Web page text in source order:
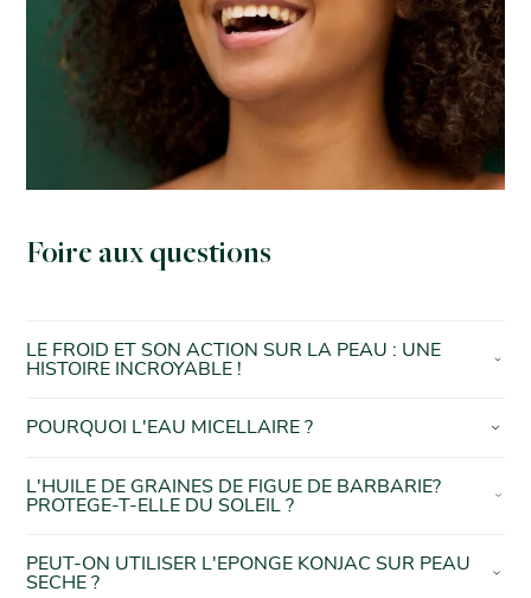
Foire aux questions
LE FROID ET SON ACTION SUR LA PEAU : UNE
HISTOIRE INCROYABLE !
POURQUOI L'EAU MICELLAIRE ?
L'HUILE DE GRAINES DE FIGUE DE BARBARIE?
PROTEGE-T-ELLE DU SOLEIL ?
PEUT-ON UTILISER L'EPONGE KONJAC SUR PEAU
SECHE ?